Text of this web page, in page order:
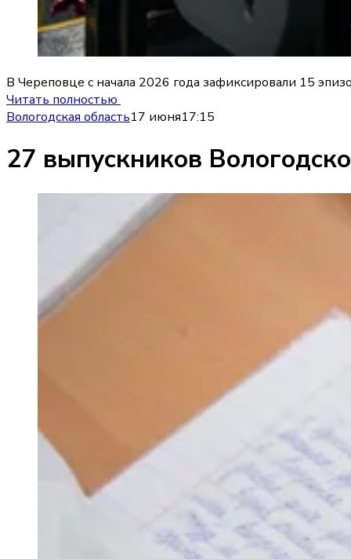
В Череповце с начала 2026 года зафиксировали 15
Читать полностью
Вологодская область17 июня17:15
27 выпускников